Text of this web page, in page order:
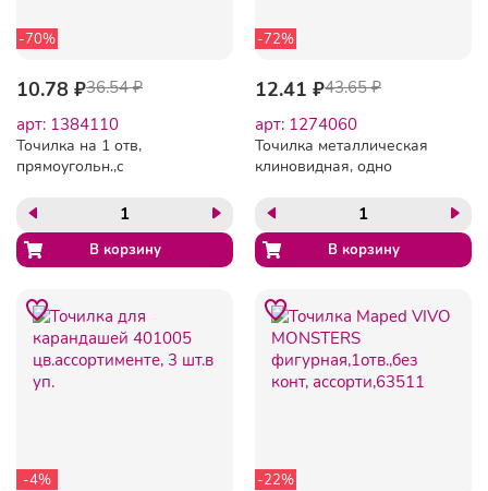
-70%
10.78 ₽36.54 ₽
арт: 1384110
Точилка на 1 отв,
прямоугольн.,c
ассорти
-72%
12.41 ₽43.65 ₽
арт: 1274060
Точилка металлическая
клиновидная, одно
-4% -22%